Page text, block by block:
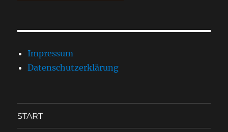
Impressum
Datenschutzerklärung
START